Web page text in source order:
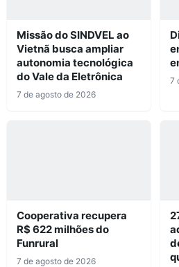
Missão do SINDVEL ao
Vietnã busca ampliar
autonomia tecnológica
do Vale da Eletrônica
7 de agosto de 2026
7
Cooperativa recupera
R$ 622 milhões do
Funrural
7 de agosto de 2026